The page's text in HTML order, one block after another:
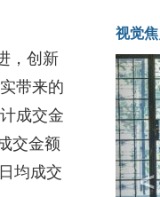
，创新
带来的
成交金
交金额
均成交
视觉
<